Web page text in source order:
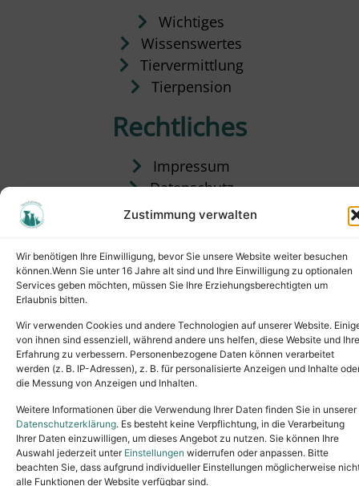
Zustimmung verwalten
Wir benötigen Ihre Einwilligung, bevor Sie unsere Website weiter besuchen
können.Wenn Sie unter 16 Jahre alt sind und Ihre Einwilligung zu optionalen
Services geben möchten, müssen Sie Ihre Erziehungsberechtigten um
Erlaubnis bitten.
Wir verwenden Cookies und andere Technologien auf unserer Website.
von ihnen sind essenziell, während andere uns helfen, diese Website und Ihre
Erfahrung zu verbessern. Personenbezogene Daten können verarbeitet
werden (z. B. IP-Adressen), z. B. für personalisierte Anzeigen und Inhalte
die Messung von Anzeigen und Inhalten.
Weitere Informationen über die Verwendung Ihrer Daten finden Sie in unserer
Datenschutzerklärung. Es besteht keine Verpflichtung, in die Verarbeitung
Ihrer Daten einzuwilligen, um dieses Angebot zu nutzen. Sie können Ihre
Auswahl jederzeit unter Einstellungen widerrufen oder anpassen. Bitte
beachten Sie, dass aufgrund individueller Einstellungen möglicherweise
alle Funktionen der Website verfügbar sind.
Wichtiges
Wissenswertes
Tiervermittlung
Tierpension
Rechtliches
Impressum
Datenschutz
Satzung
Copyright © 2024. All rights reserved.
Tel.: (02631) 55356buero@tierheim-neuwied.de
Ludwigshof 1, 56567 Neuwied